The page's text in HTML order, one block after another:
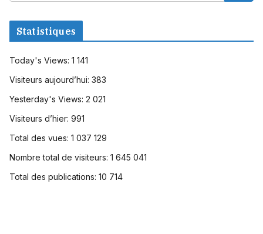
Statistiques
Today's Views: 1 141
Visiteurs aujourd’hui: 383
Yesterday's Views: 2 021
Visiteurs d’hier: 991
Total des vues: 1 037 129
Nombre total de visiteurs: 1 645 041
Total des publications: 10 714